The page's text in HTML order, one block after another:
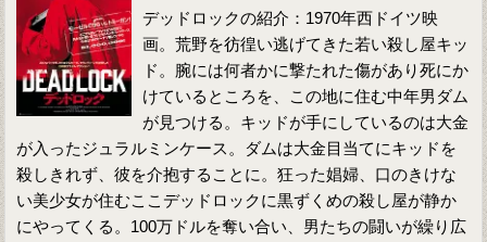
デッドロックの紹介：1970年西ドイツ映
画。荒野を彷徨い逃げてきた若い殺し屋キッ
ド。腕には何者かに撃たれた傷があり死にか
けているところを、この地に住む中年男ダム
が見つける。キッドが手にしているのは大金
が入ったジュラルミンケース。ダムは大金目当てにキッドを
殺しきれず、彼を介抱することに。狂った娼婦、口のきけな
い美少女が住むここデッドロックに黒ずくめの殺し屋が静か
にやってくる。100万ドルを奪い合い、男たちの闘いが繰り広